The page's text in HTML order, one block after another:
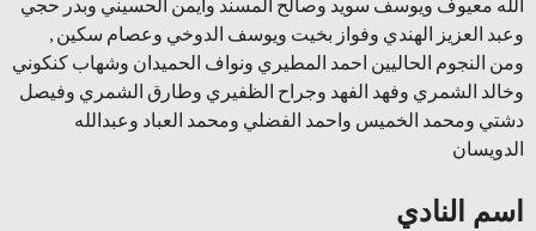
وعبد العزيز الهندي وفواز بخيت ويوسف الدوخي وعصام سكين ,
ومن النجوم الحاليين احمد المطيري ونواف الحميدان وشهاب كنكوني
وخالد الشمري وفهد الفهد وجراح الظفيري وطارق الشمري وفيصل
دشتي ومحمد الخميس واحمد الفضلي ومحمد العباد وعبدالله
الدويسان
اسم النادي